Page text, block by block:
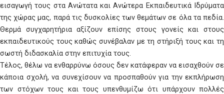
εισαγωγή τους στα Ανώτατα και Ανώτερα Εκπαιδευτικά Ιδρύματα
της χώρας μας, παρά τις δυσκολίες των θεμάτων σε όλα τα πεδία.
Θερμά συγχαρητήρια αξίζουν επίσης στους γονείς και στους
εκπαιδευτικούς τους καθώς συνέβαλαν με τη στήριξή τους και τη
σωστή διδασκαλία στην επιτυχία τους.
Τέλος, θέλω να ενθαρρύνω όσους δεν κατάφεραν να εισαχθούν σε
κάποια σχολή, να συνεχίσουν να προσπαθούν για την εκπλήρωση
των στόχων τους και τους υπενθυμίζω ότι υπάρχουν πολλές